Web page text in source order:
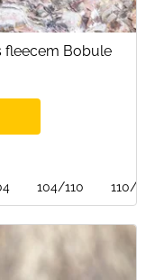
fleecem Bobule
104/110 110/116